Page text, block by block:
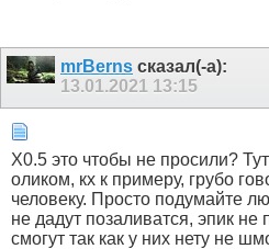
mrBerns сказал(-а):
13.01.2021 13:15
X0.5 это чтобы не просили?
оликом, кх к примеру, грубо
человеку. Просто подумайте
не дадут позаливатся, эпик не
смогут так как у них нету не